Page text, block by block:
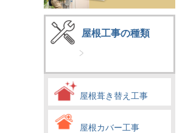
屋根工事の種類
屋根葺き替え工事
屋根カバー工事